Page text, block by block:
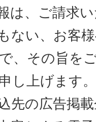
は、ご請求
ない、お客
、その旨を
し上げます
先の広告掲